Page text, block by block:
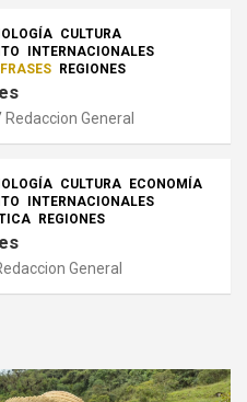
CULTURA
INTERNACIONALES
REGIONES
Redaccion General
CULTURA
ECONOMÍA
INTERNACIONALES
REGIONES
General